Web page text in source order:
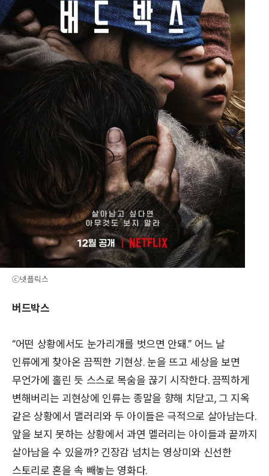
ⓒ넷플릭스
버드박스
“어떤 상황에서도 눈가리개를 벗으면 안돼.” 어느 날
인류에게 찾아온 끔찍한 기현상. 눈을 뜨고 세상을 보면
무언가에 홀린 듯 스스로 목숨을 끊기 시작한다. 끔찍하게
변해버리는 괴현상에 인류는 종말을 향해 치닫고, 그 지옥
같은 상황에서 맬러리와 두 아이들은 극적으로 살아남는다.
앞을 보지 못하는 상황에서 과연 멜러리는 아이들과 끝까지
살아남을 수 있을까? 긴장감 넘치는 영상미와 신선한
스토리로 혼을 속 빼놓는 영화다.